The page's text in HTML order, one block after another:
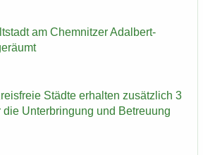
am Chem­nit­zer Adalbert-​
Städ­te er­hal­ten zu­sätz­lich 3
die Un­ter­brin­gung und Be­treu­ung